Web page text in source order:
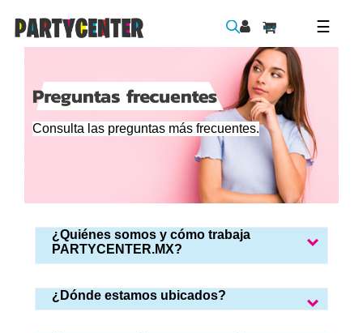
Toggle
☰
Consulta las preguntas más frecuentes.
¿Quiénes somos y cómo trabaja
PARTYCENTER.MX?
¿Dónde estamos ubicados?